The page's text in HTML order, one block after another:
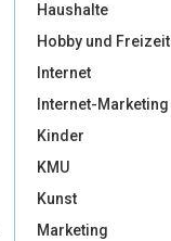
Haushalte
Hobby und Freizeit
Internet
Internet-Marketing
Kinder
KMU
Kunst
Marketing